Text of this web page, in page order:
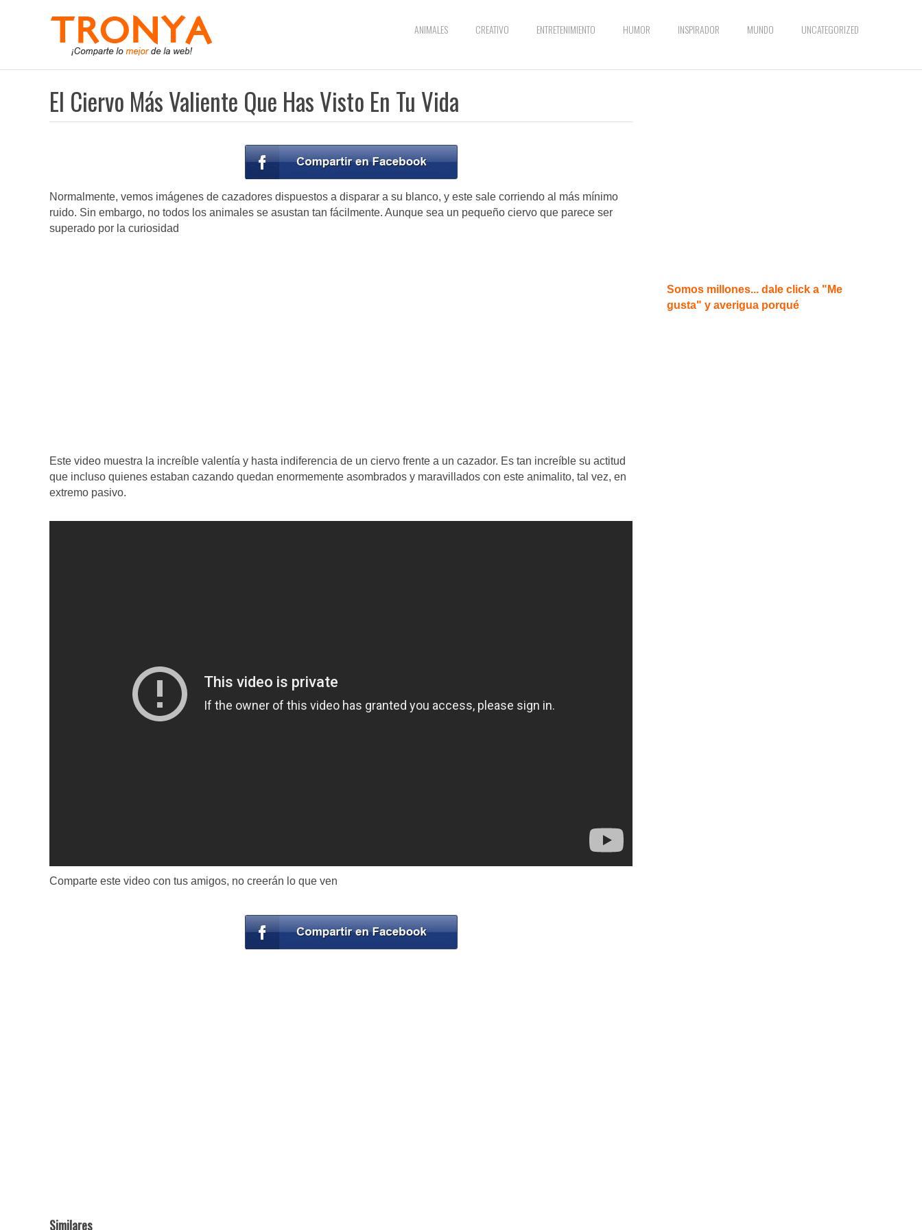
ANIMALES CREATIVO ENTRETENIMIENTO HUMOR INSPIRADOR MUNDO UNCATEGORIZED
El Ciervo Más Valiente Que Has Visto En Tu Vida
Normalmente, vemos imágenes de cazadores dispuestos a disparar a su blanco, y este sale corriendo al más mínimo
ruido. Sin embargo, no todos los animales se asustan tan fácilmente. Aunque sea un pequeño ciervo que parece ser
superado por la curiosidad
Este video muestra la increíble valentía y hasta indiferencia de un ciervo frente a un cazador. Es tan increíble su actitud
que incluso quienes estaban cazando quedan enormemente asombrados y maravillados con este animalito, tal vez, en
extremo pasivo.
Comparte este video con tus amigos, no creerán lo que ven
Similares
Somos millones... dale click a "Me
gusta" y averigua porqué